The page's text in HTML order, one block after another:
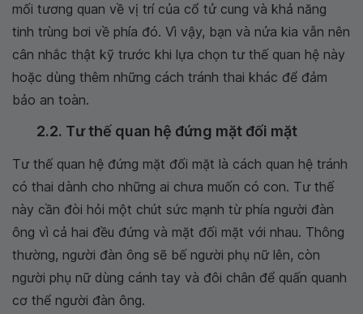
mối tương quan về vị trí của cổ tử cung và khả năng
tinh trùng bơi về phía đó. Vì vậy, bạn và nửa kia vẫn nên
cân nhắc thật kỹ trước khi lựa chọn tư thế quan hệ này
hoặc dùng thêm những cách tránh thai khác để đảm
bảo an toàn.
2.2. Tư thế quan hệ đứng mặt đối mặt
Tư thế quan hệ đứng mặt đối mặt là cách quan hệ tránh
có thai dành cho những ai chưa muốn có con. Tư thế
này cần đòi hỏi một chút sức mạnh từ phía người đàn
ông vì cả hai đều đứng và mặt đối mặt với nhau. Thông
thường, người đàn ông sẽ bế người phụ nữ lên, còn
người phụ nữ dùng cánh tay và đôi chân để quấn quanh
cơ thể người đàn ông.